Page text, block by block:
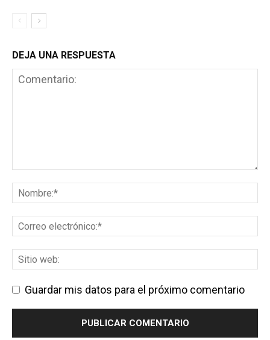
DEJA UNA RESPUESTA
Guardar mis datos para el próximo comentario